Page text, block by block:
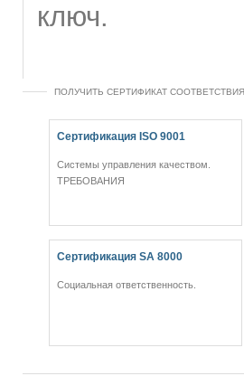
ключ.
ПОЛУЧИТЬ СЕРТИФИКАТ
Сертификация ISO 9001
Системы управления качеством.
ТРЕБОВАНИЯ
Сертификация SA 8000
Социальная ответственность.